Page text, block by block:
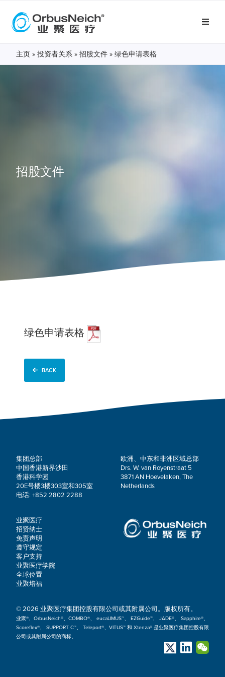
主页 » 投资者关系 » 招股文件 » 绿色申请表格
招股文件
绿色申请表格
BACK
集团总部
中国香港新界沙田
香港科学园
20E号楼3楼303室和305室
电话: +852 2802 2288
欧洲、中东和非洲区域总部
Drs. W. van Royenstraat 5
3871 AN Hoevelaken, The
Netherlands
业聚医疗
招贤纳士
免责声明
遵守规定
客户支持
业聚医疗学院
全球位置
业聚培福
© 2026 业聚医疗集团控股有限公司或其附属公司。版权所有。
业聚®、OrbusNeich®、COMBO®、 eucaLIMUS™、 EZGuide™、 JADE®、 Sapphire®、
Scoreflex®、 SUPPORT C™、 Teleport®、VITUS™ 和 Xtenza® 是业聚医疗集团控股有限
公司或其附属公司的商标。